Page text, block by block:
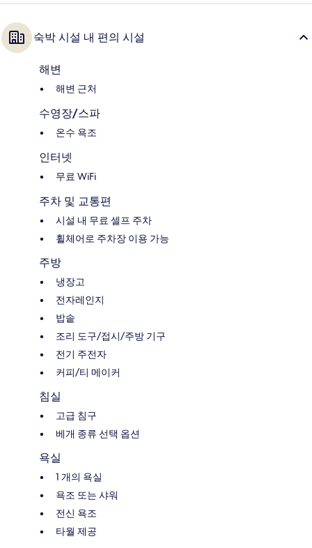
숙박 시설 내 편의 시설
해변
해변 근처
수영장/스파
온수 욕조
인터넷
무료 WiFi
주차 및 교통편
시설 내 무료 셀프 주차
휠체어로 주차장 이용 가능
주방
냉장고
전자레인지
밥솥
조리 도구/접시/주방 기구
전기 주전자
커피/티 메이커
침실
고급 침구
베개 종류 선택 옵션
욕실
1 개의 욕실
욕조 또는 샤워
전신 욕조
타월 제공